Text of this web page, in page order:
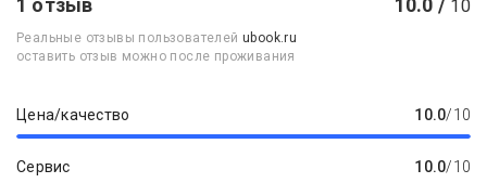
1 отзыв 10.0 / 10
Реальные отзывы пользователейubook.ru
оставить отзыв можно после проживания
Цена/качество 10.0/10
Сервис 10.0/10